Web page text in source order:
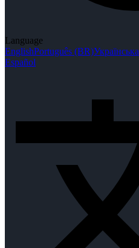
Language
EnglishPortuguês (BR)Українська
Español